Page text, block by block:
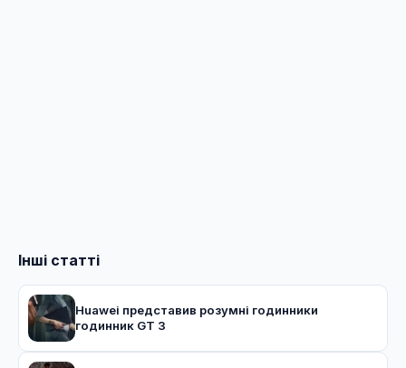
Інші статті
Huawei представив розумні годинники
годинник GT 3